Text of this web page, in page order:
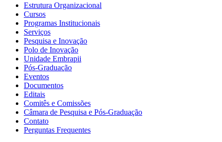
Estrutura Organizacional
Cursos
Programas Institucionais
Serviços
Pesquisa e Inovação
Polo de Inovação
Unidade Embrapii
Pós-Graduação
Eventos
Documentos
Editais
Comitês e Comissões
Câmara de Pesquisa e Pós-Graduação
Contato
Perguntas Frequentes